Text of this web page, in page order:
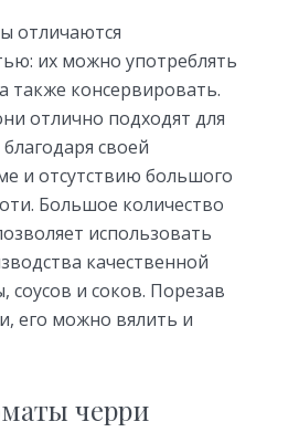
отличаются
их можно употреблять
также консервировать.
отлично подходят для
своей
и отсутствию большого
Большое количество
использовать
качественной
соусов и соков. Порезав
его можно вялить и
черри